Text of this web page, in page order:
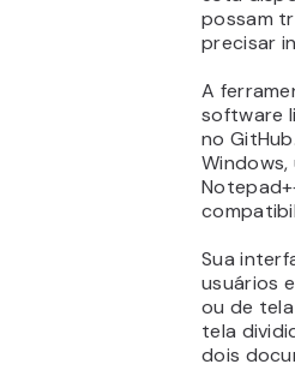
possam
precisar
A
software
no
Sua
usuários
ou de
tela
dois